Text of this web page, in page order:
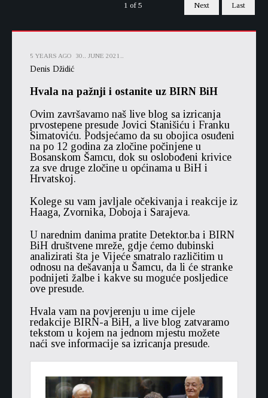
1 of 5 Next Last
5 YEARS AGO 30.. JUNE 2021..
Denis Džidić
Hvala na pažnji i ostanite uz BIRN BiH
Ovim završavamo naš live blog sa izricanja
prvostepene presude Jovici Stanišiću i Franku
Simatoviću. Podsjećamo da su obojica osuđeni
na po 12 godina za zločine počinjene u
Bosanskom Šamcu, dok su oslobođeni krivice
za sve druge zločine u općinama u BiH i
Hrvatskoj.
Kolege su vam javljale očekivanja i reakcije iz
Haaga, Zvornika, Doboja i Sarajeva.
U narednim danima pratite Detektor.ba i BIRN
BiH društvene mreže, gdje ćemo dubinski
analizirati šta je Vijeće smatralo različitim u
odnosu na dešavanja u Šamcu, da li će stranke
podnijeti žalbe i kakve su moguće posljedice
ove presude.
Hvala vam na povjerenju u ime cijele
redakcije BIRN-a BiH, a live blog zatvaramo
tekstom u kojem na jednom mjestu možete
naći sve informacije sa izricanja presude.